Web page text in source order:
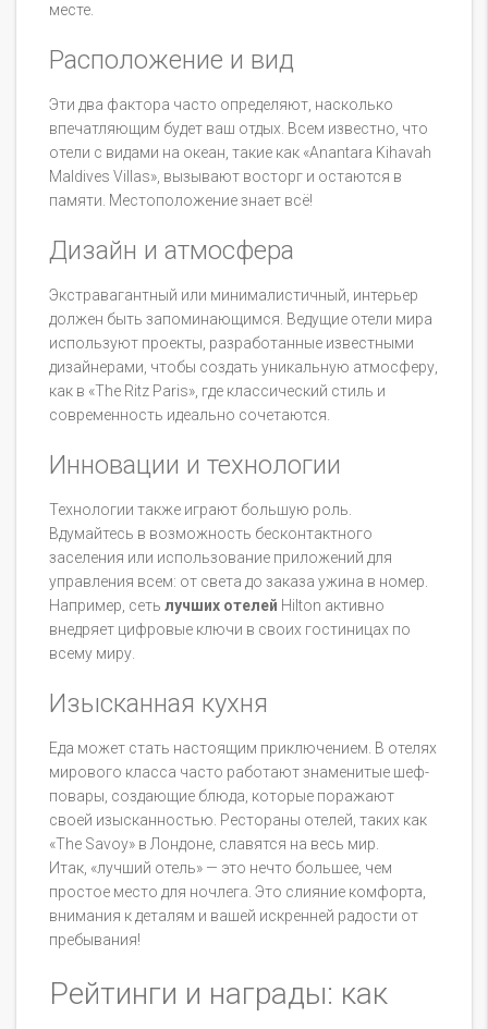
месте.
Расположение и вид
Эти два фактора часто определяют, насколько
впечатляющим будет ваш отдых. Всем известно, что
отели с видами на океан, такие как «Anantara Kihavah
Maldives Villas», вызывают восторг и остаются в
памяти. Местоположение знает всё!
Дизайн и атмосфера
Экстравагантный или минималистичный, интерьер
должен быть запоминающимся. Ведущие отели мира
используют проекты, разработанные известными
дизайнерами, чтобы создать уникальную атмосферу,
как в «The Ritz Paris», где классический стиль и
современность идеально сочетаются.
Инновации и технологии
Технологии также играют большую роль.
Вдумайтесь в возможность бесконтактного
заселения или использование приложений для
управления всем: от света до заказа ужина в номер.
Например, сеть лучших отелей Hilton активно
внедряет цифровые ключи в своих гостиницах по
всему миру.
Изысканная кухня
Еда может стать настоящим приключением. В отелях
мирового класса часто работают знаменитые шеф-
повары, создающие блюда, которые поражают
своей изысканностью. Рестораны отелей, таких как
«The Savoy» в Лондоне, славятся на весь мир.
Итак, «лучший отель» — это нечто большее, чем
простое место для ночлега. Это слияние комфорта,
внимания к деталям и вашей искренней радости от
пребывания!
Рейтинги и награды: как